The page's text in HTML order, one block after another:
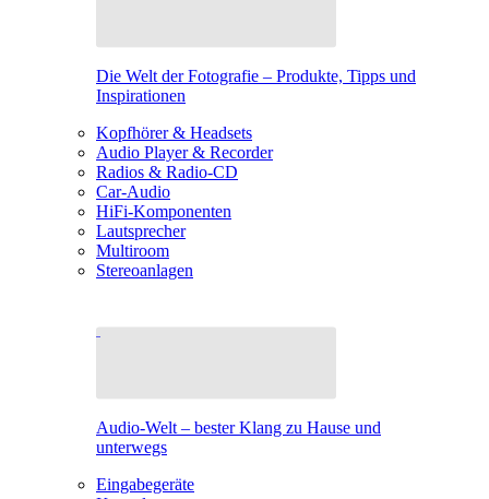
Die Welt der Fotografie – Produkte, Tipps und
Inspirationen
Kopfhörer & Headsets
Audio Player & Recorder
Radios & Radio-CD
Car-Audio
HiFi-Komponenten
Lautsprecher
Multiroom
Stereoanlagen
Audio-Welt – bester Klang zu Hause und
unterwegs
Eingabegeräte